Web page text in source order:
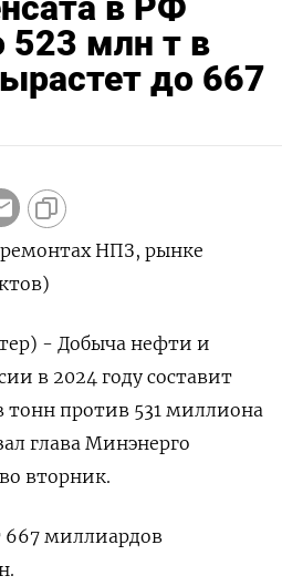
523 млн т в
до 667
НПЗ, рынке
- Добыча нефти и
в 2024 году составит
тонн против 531 миллиона
глава Минэнерго
вторник.
667 миллиардов